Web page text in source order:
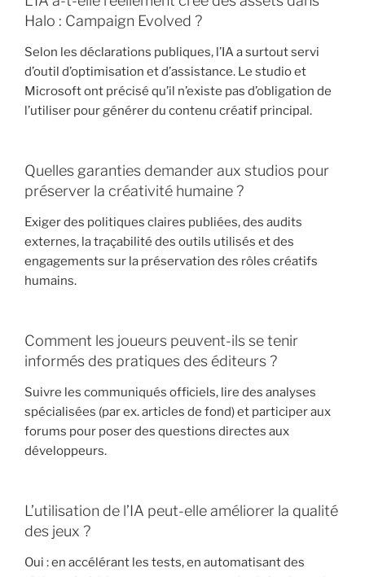
Halo : Campaign Evolved ?
Selon les déclarations publiques, l’IA a surtout servi
d’outil d’optimisation et d’assistance. Le studio et
Microsoft ont précisé qu’il n’existe pas d’obligation de
l’utiliser pour générer du contenu créatif principal.
Quelles garanties demander aux studios pour
préserver la créativité humaine ?
Exiger des politiques claires publiées, des audits
externes, la traçabilité des outils utilisés et des
engagements sur la préservation des rôles créatifs
humains.
Comment les joueurs peuvent-ils se tenir
informés des pratiques des éditeurs ?
Suivre les communiqués officiels, lire des analyses
spécialisées (par ex. articles de fond) et participer aux
forums pour poser des questions directes aux
développeurs.
L’utilisation de l’IA peut-elle améliorer la qualité
des jeux ?
Oui : en accélérant les tests, en automatisant des